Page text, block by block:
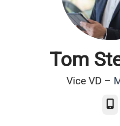
Tom
Vice VD –